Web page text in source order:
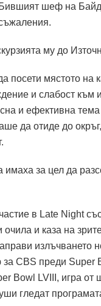
шеф на
му до
посети мястото
и слабост към
и ефективна
да отиде до
за цел да
в Late Night
и каза на
CBS преди
Bowl LVIII, игра от
гледат